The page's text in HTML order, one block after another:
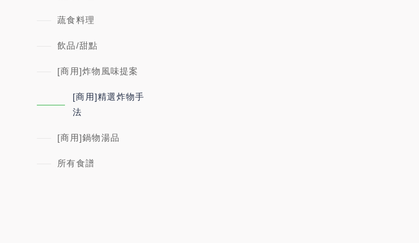
蔬食料理
飲品/甜點
[商用]炸物風味提案
[商用]精選炸物手
法
[商用]鍋物湯品
所有食譜